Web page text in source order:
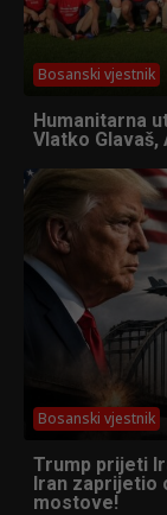
Bosanski vjestnik
Humanitarna
Vlatko
Bosanski vjestnik
Trump prijeti
Iran zaprijetio
mostove!